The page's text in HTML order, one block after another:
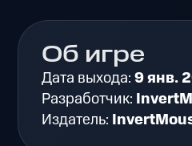
Об игре
Дата выхода:9 янв.
Разработчик:
Издатель: